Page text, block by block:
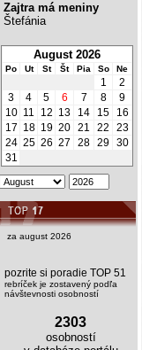
Zajtra má meniny
Štefánia
August 2026
Po Ut St Št Pia So Ne
1
2
3
4 5 6 7 8
9
10 11 12 13 14 15
16
17 18 19 20 21 22
23
24 25 26 27 28 29 30
31
za august 2026
pozrite si poradie TOP 51
rebríček je zostavený podľa
návštevnosti osobností
2303
osobností